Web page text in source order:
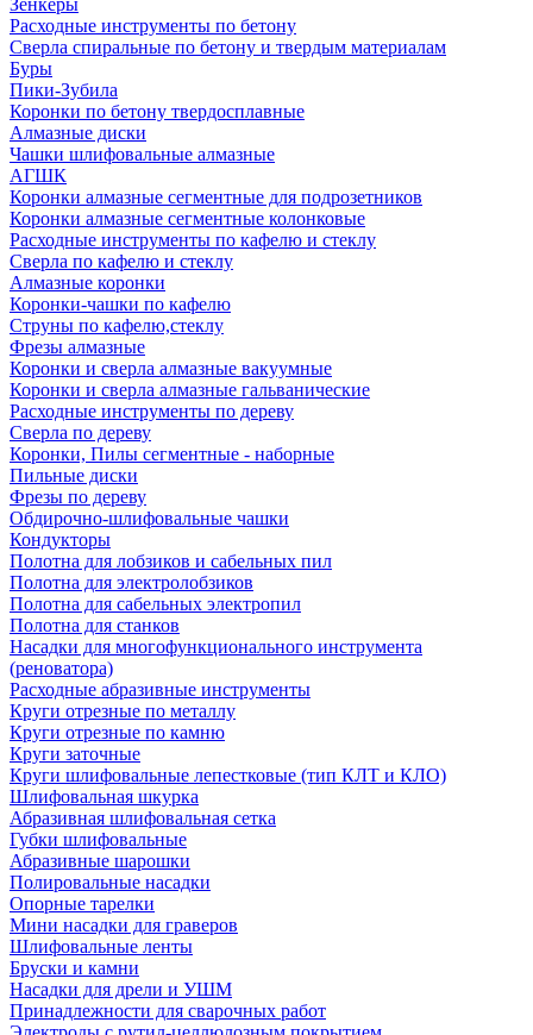
Зенкеры
Расходные инструменты по бетону
Сверла спиральные по бетону и твердым материалам
Буры
Пики-Зубила
Коронки по бетону твердосплавные
Алмазные диски
Чашки шлифовальные алмазные
АГШК
Коронки алмазные сегментные для подрозетников
Коронки алмазные сегментные колонковые
Расходные инструменты по кафелю и стеклу
Сверла по кафелю и стеклу
Алмазные коронки
Коронки-чашки по кафелю
Струны по кафелю,стеклу
Фрезы алмазные
Коронки и сверла алмазные вакуумные
Коронки и сверла алмазные гальванические
Расходные инструменты по дереву
Сверла по дереву
Коронки, Пилы сегментные - наборные
Пильные диски
Фрезы по дереву
Обдирочно-шлифовальные чашки
Кондукторы
Полотна для лобзиков и сабельных пил
Полотна для электролобзиков
Полотна для сабельных электропил
Полотна для станков
Насадки для многофункционального инструмента
(реноватора)
Расходные абразивные инструменты
Круги отрезные по металлу
Круги отрезные по камню
Круги заточные
Круги шлифовальные лепестковые (тип КЛТ и КЛО)
Шлифовальная шкурка
Абразивная шлифовальная сетка
Губки шлифовальные
Абразивные шарошки
Полировальные насадки
Опорные тарелки
Мини насадки для граверов
Шлифовальные ленты
Бруски и камни
Насадки для дрели и УШМ
Принадлежности для сварочных работ